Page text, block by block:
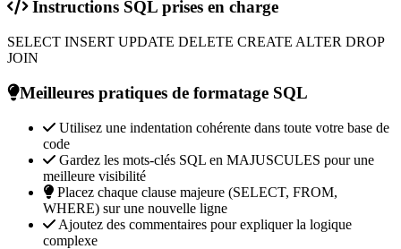
Instructions SQL prises en charge
SELECT INSERT UPDATE DELETE CREATE ALTER DROP
JOIN
Meilleures pratiques de formatage SQL
Utilisez une indentation cohérente dans toute votre base de
code
Gardez les mots-clés SQL en MAJUSCULES pour une
meilleure visibilité
Placez chaque clause majeure (SELECT, FROM,
WHERE) sur une nouvelle ligne
Ajoutez des commentaires pour expliquer la logique
complexe